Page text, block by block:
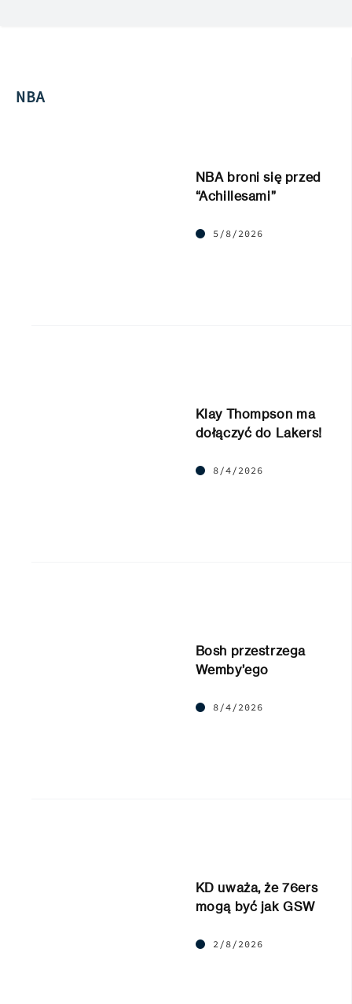
NBA
NBA broni się przed
“Achillesami”
5/8/2026
Klay Thompson ma
dołączyć do Lakers!
8/4/2026
Bosh przestrzega
Wemby’ego
8/4/2026
KD uważa, że 76ers
mogą być jak GSW
2/8/2026